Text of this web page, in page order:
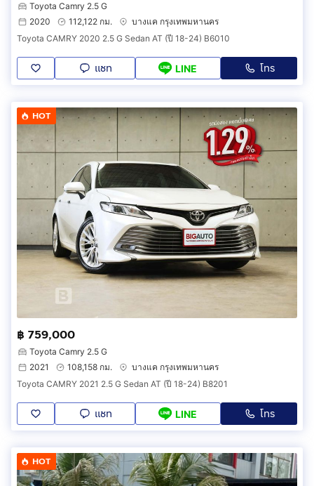
Toyota Camry 2.5 G
2020
112,122 กม.
บางแค กรุงเทพมหานคร
Toyota CAMRY 2020 2.5 G Sedan AT (ปี 18-24) B6010
แชท LINE โทร
HOT
฿ 759,000
Toyota Camry 2.5 G
2021
108,158 กม.
บางแค กรุงเทพมหานคร
Toyota CAMRY 2021 2.5 G Sedan AT (ปี 18-24) B8201
แชท LINE โทร
HOT